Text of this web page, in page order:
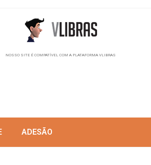
NOSSO SITE É COMPATÍVEL COM A PLATAFORMA VLIBRAS
ADESÃO